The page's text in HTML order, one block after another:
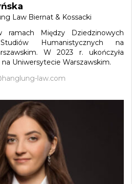
Law Biernat & Kossacki
ramach Między Dziedzinowych
Humanistycznych na
W 2023 r. ukończyła
Uniwersytecie Warszawskim.
law.com